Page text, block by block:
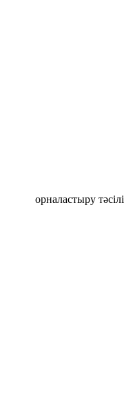
орналастыру тәсілі